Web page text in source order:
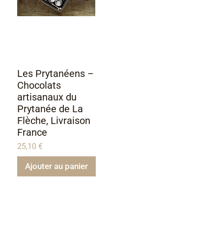
Les Prytanéens –
Chocolats
artisanaux du
Prytanée de La
Flèche, Livraison
France
25,10 €
Ajouter au panier